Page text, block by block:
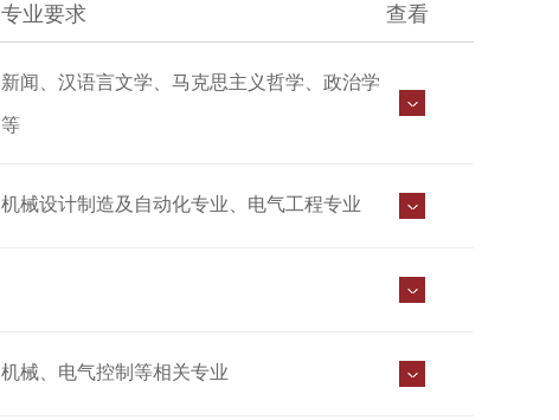
专业要求 查看
新闻、汉语言文学、马克思主义哲学、政治学
等
机械设计制造及自动化专业、电气工程专业
机械、电气控制等相关专业